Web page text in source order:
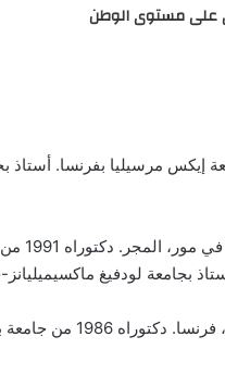
على مستوى الوطن
1968 من جامعة إيكس مرسيليا بفرنسا.
، من
بجامعة لودفيغ ماكسيميليانز-
، ولدت عام 1958